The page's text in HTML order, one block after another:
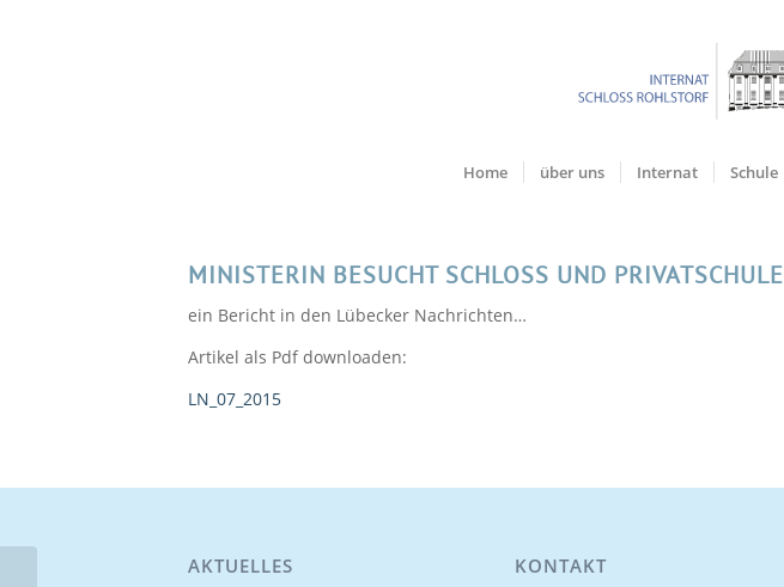
Home über uns Internat Schule
MINISTERIN BESUCHT SCHLOSS UND PRIVATSCHULE
ein Bericht in den Lübecker Nachrichten…
Artikel als Pdf downloaden:
LN_07_2015
AKTUELLES KONTAKT